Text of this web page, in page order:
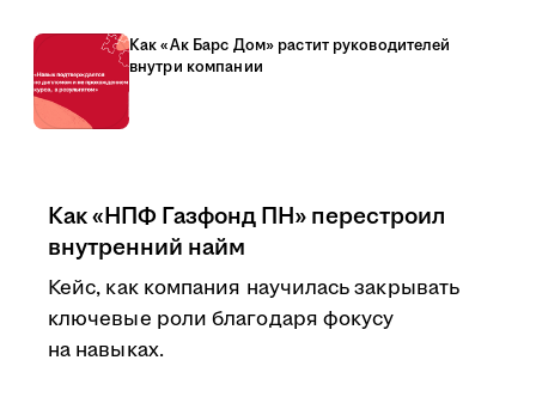
Как «Ак Барс Дом» растит руководителей
внутри компании
Как «НПФ Газфонд ПН» перестроил
внутренний найм
Кейс, как компания научилась закрывать
ключевые роли благодаря фокусу
на навыках.